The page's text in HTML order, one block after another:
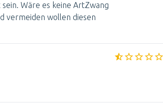
Wäre es keine ArtZwang
vermeiden wollen diesen